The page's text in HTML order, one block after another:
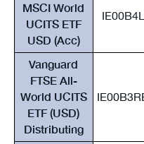
MSCI World
UCITS ETF
USD (Acc)
Vanguard
FTSE All-
World UCITS
ETF (USD)
Distributing